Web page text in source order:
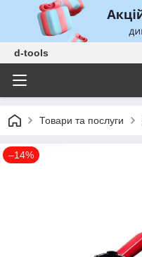
d-tools
Товари та послуги
–14%